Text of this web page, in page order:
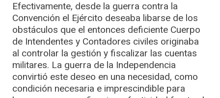
Efectivamente, desde la guerra contra la
Convención el Ejército deseaba libarse de los
obstáculos que el entonces deficiente Cuerpo
de Intendentes y Contadores civiles originaba
al controlar la gestión y fiscalizar las cuentas
militares. La guerra de la Independencia
convirtió este deseo en una necesidad, como
condición necesaria e imprescindible para